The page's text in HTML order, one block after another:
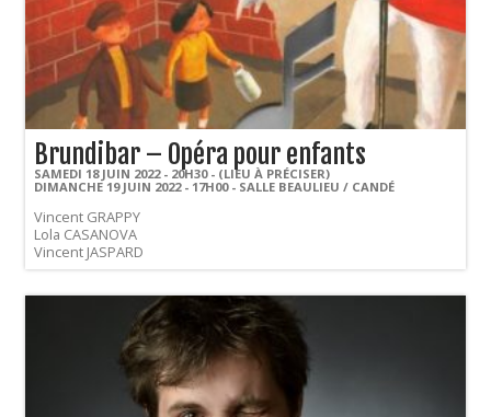
Brundibar – Opéra pour enfants
SAMEDI 18 JUIN 2022 - 20H30 - (LIEU À PRÉCISER)
DIMANCHE 19 JUIN 2022 - 17H00 - SALLE BEAULIEU / CANDÉ
Vincent GRAPPY
Lola CASANOVA
Vincent JASPARD